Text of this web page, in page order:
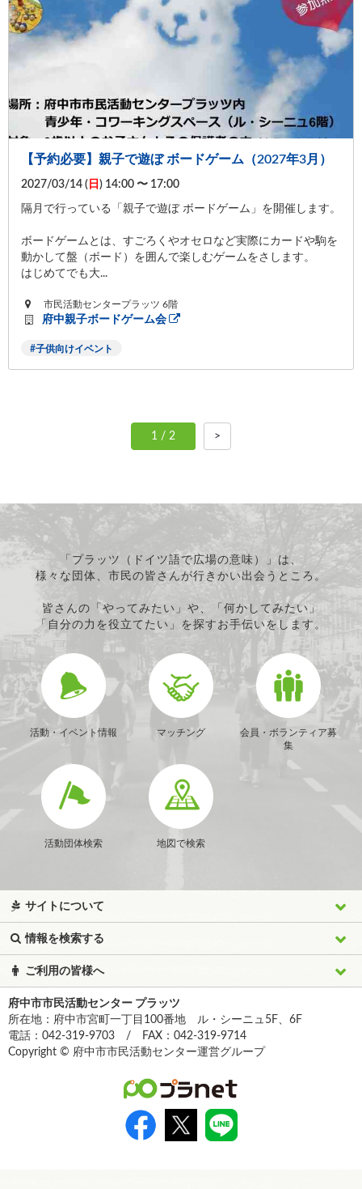
【予約必要】親子で遊ぼ ボードゲーム（2027年3月）
2027/03/14 ( 日 ) 14:00 〜 17:00
隔月で行っている「親子で遊ぼ ボードゲーム」を開催します。
ボードゲームとは、すごろくやオセロなど実際にカードや駒を
動かして盤（ボード）を囲んで楽しむゲームをさします。
はじめてでも大...
市民活動センタープラッツ 6階
府中親子ボードゲーム会
子供向けイベント
1 / 2 >
「プラッツ（ドイツ語で広場の意味）」は、
様々な団体、市民の皆さんが行きかい出会うところ。
皆さんの「やってみたい」や、「何かしてみたい」
「自分の力を役立てたい」を探すお手伝いをします。
活動・イベント情報 マッチング
会員・ボランティア募
集
活動団体検索 地図で検索
サイトについて
情報を検索する
ご利用の皆様へ
府中市市民活動センター プラッツ
所在地：府中市宮町一丁目100番地 ル・シーニュ5F、6F
電話：042-319-9703 / FAX：042-319-9714
Copyright © 府中市市民活動センター運営グループ